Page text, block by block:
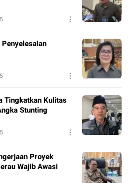
Tingkatkan Kulitas
Stunting
Proyek
Wajib Awasi